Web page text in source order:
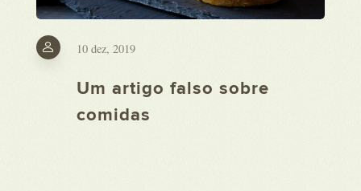
10 dez, 2019
Um artigo falso sobre
comidas